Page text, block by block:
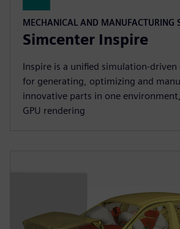
MECHANICAL AND MANUFACTURING
Simcenter Inspire
Inspire is a unified simulation-
for generating, optimizing and
innovative parts in one
GPU rendering